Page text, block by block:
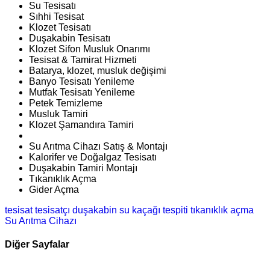
Su Tesisatı
Sıhhi Tesisat
Klozet Tesisatı
Duşakabin Tesisatı
Klozet Sifon Musluk Onarımı
Tesisat & Tamirat Hizmeti
Batarya, klozet, musluk değişimi
Banyo Tesisatı Yenileme
Mutfak Tesisatı Yenileme
Petek Temizleme
Musluk Tamiri
Klozet Şamandıra Tamiri
Su Arıtma Cihazı Satış & Montajı
Kalorifer ve Doğalgaz Tesisatı
Duşakabin Tamiri Montajı
Tıkanıklık Açma
Gider Açma
tesisattesisatçı duşakabin su kaçağı tespiti tıkanıklık açma
Su Arıtma Cihazı
Diğer Sayfalar